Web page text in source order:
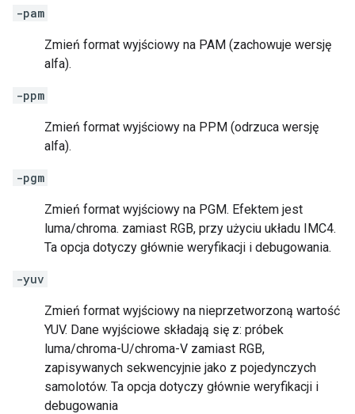
-pam
Zmień format wyjściowy na PAM (zachowuje wersję
alfa).
-ppm
Zmień format wyjściowy na PPM (odrzuca wersję
alfa).
-pgm
Zmień format wyjściowy na PGM. Efektem jest
luma/chroma. zamiast RGB, przy użyciu układu IMC4.
Ta opcja dotyczy głównie weryfikacji i debugowania.
-yuv
Zmień format wyjściowy na nieprzetworzoną wartość
YUV. Dane wyjściowe składają się z: próbek
luma/chroma-U/chroma-V zamiast RGB,
zapisywanych sekwencyjnie jako z pojedynczych
samolotów. Ta opcja dotyczy głównie weryfikacji i
debugowania